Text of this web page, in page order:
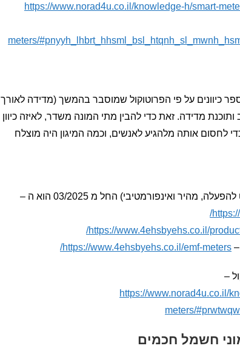
https://www.norad4u.co.il/knowledge-h/smart-
meters/
כיוונים על פי הפרוטוקול שמוסבר בהמשך (מדידה לאורך
מדידה. זאת כדי להבין מתי המונה משדר, לאיזה כיוון
לחסום אותה מלהגיע לאנשים, וכמה המיגון היה מוצלח
ואינפורמטיבי) החל מ 03/2025 הוא ה –
https://www.4ehsbyehs.co.il/
https://www.4ehsbyehs.co.il/emf-meters/
–
https://www.norad4u.co.il/
meters/
חשמל חכמים